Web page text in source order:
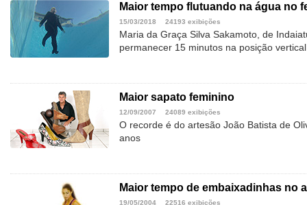
Maior tempo flutuando na água no
15/03/2018 24193 exibições
Maria da Graça Silva Sakamoto, de
permanecer 15 minutos na posição vertical
Maior sapato feminino
12/09/2007 24089 exibições
O recorde é do artesão João Batista de
anos
Maior tempo de embaixadinhas no
19/05/2004 22516 exibições